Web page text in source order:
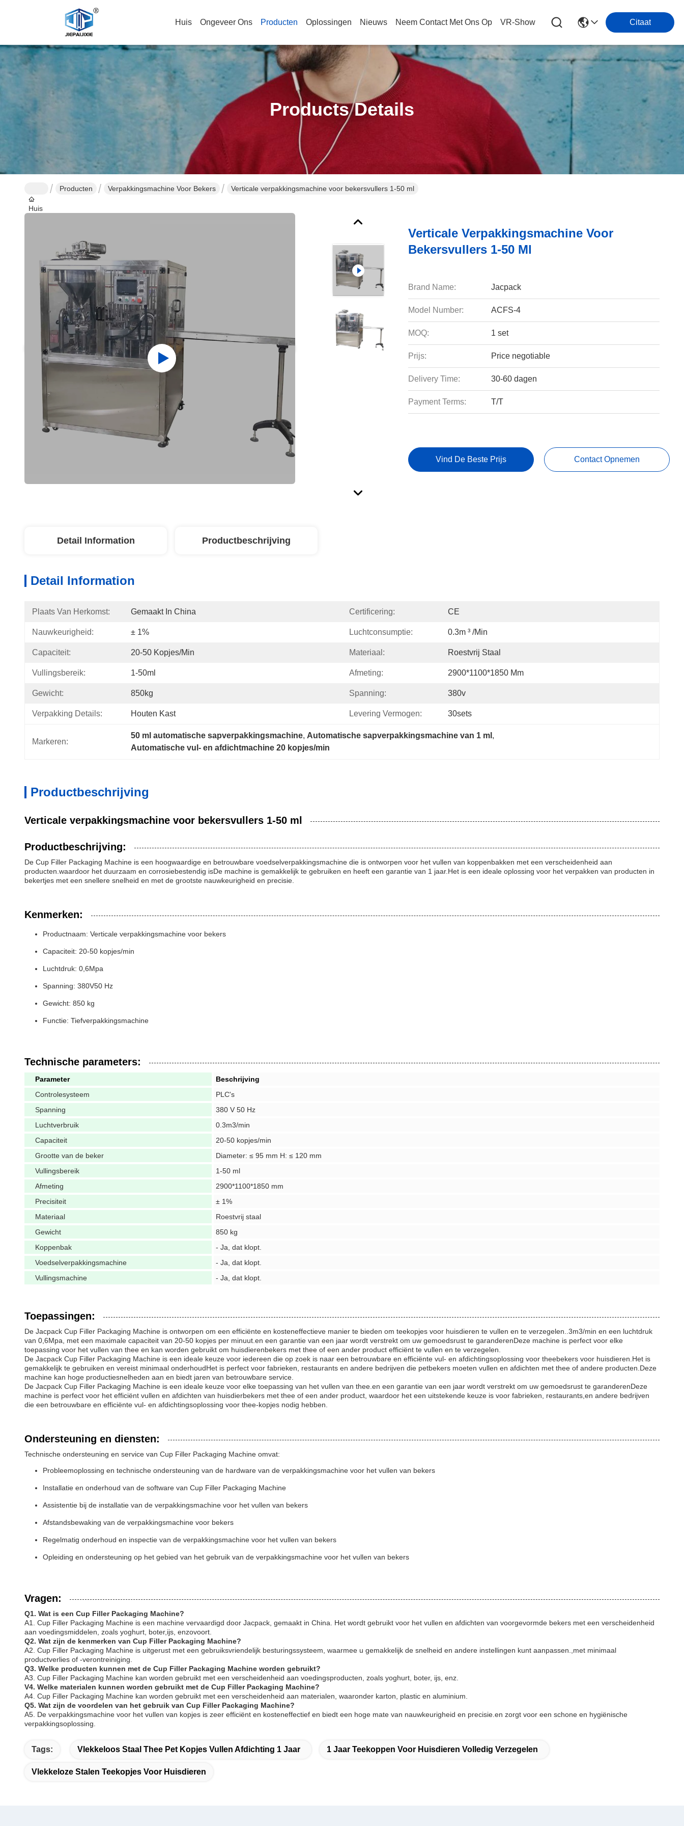
Huis Ongeveer Ons Producten Oplossingen Nieuws Neem Contact Met Ons Op VR-Show Citaat
Products Details
Huis
Producten Verpakkingsmachine Voor Bekers Verticale verpakkingsmachine voor bekersvullers 1-50 ml
Verticale Verpakkingsmachine Voor
Bekersvullers 1-50 Ml
Brand Name: Jacpack
Model Number: ACFS-4
MOQ: 1 set
Prijs: Price negotiable
Delivery Time: 30-60 dagen
Payment Terms: T/T
Vind De Beste Prijs Contact Opnemen
Detail Information Productbeschrijving
Detail Information
Plaats Van Herkomst: Gemaakt In China Certificering: CE
Nauwkeurigheid: ± 1% Luchtconsumptie: 0.3m ³ /min
Capaciteit: 20-50 Kopjes/min Materiaal: Roestvrij Staal
Vullingsbereik: 1-50ml Afmeting: 2900*1100*1850 Mm
Gewicht: 850kg Spanning: 380v
Verpakking Details: Houten Kast Levering Vermogen: 30sets
Markeren:
50 ml automatische sapverpakkingsmachine, Automatische sapverpakkingsmachine van 1 ml ,
Automatische vul- en afdichtmachine 20 kopjes/min
Productbeschrijving
Verticale verpakkingsmachine voor bekersvullers 1-50 ml
Productbeschrijving:
De Cup Filler Packaging Machine is een hoogwaardige en betrouwbare voedselverpakkingsmachine die is ontworpen voor het vullen van koppenbakken met een verscheidenheid aan
producten.waardoor het duurzaam en corrosiebestendig isDe machine is gemakkelijk te gebruiken en heeft een garantie van 1 jaar.Het is een ideale oplossing voor het verpakken van producten in
bekertjes met een snellere snelheid en met de grootste nauwkeurigheid en precisie.
Kenmerken:
Productnaam: Verticale verpakkingsmachine voor bekers
Capaciteit: 20-50 kopjes/min
Luchtdruk: 0,6Mpa
Spanning: 380V50 Hz
Gewicht: 850 kg
Functie: Tiefverpakkingsmachine
Technische parameters:
Parameter
Beschrijving
Controlesysteem
PLC's
Spanning
380 V 50 Hz
Luchtverbruik
0.3m3/min
Capaciteit
20-50 kopjes/min
Grootte van de beker
Diameter: ≤ 95 mm H: ≤ 120 mm
Vullingsbereik
1-50 ml
Afmeting
2900*1100*1850 mm
Precisiteit
± 1%
Materiaal
Roestvrij staal
Gewicht
850 kg
Koppenbak
- Ja, dat klopt.
Voedselverpakkingsmachine
- Ja, dat klopt.
Vullingsmachine
- Ja, dat klopt.
Toepassingen:
De Jacpack Cup Filler Packaging Machine is ontworpen om een efficiënte en kosteneffectieve manier te bieden om teekopjes voor huisdieren te vullen en te verzegelen..3m3/min en een luchtdruk
van 0,6Mpa, met een maximale capaciteit van 20-50 kopjes per minuut.en een garantie van een jaar wordt verstrekt om uw gemoedsrust te garanderenDeze machine is perfect voor elke
toepassing voor het vullen van thee en kan worden gebruikt om huisdierenbekers met thee of een ander product efficiënt te vullen en te verzegelen.
De Jacpack Cup Filler Packaging Machine is een ideale keuze voor iedereen die op zoek is naar een betrouwbare en efficiënte vul- en afdichtingsoplossing voor theebekers voor huisdieren.Het is
gemakkelijk te gebruiken en vereist minimaal onderhoudHet is perfect voor fabrieken, restaurants en andere bedrijven die petbekers moeten vullen en afdichten met thee of andere producten.Deze
machine kan hoge productiesnelheden aan en biedt jaren van betrouwbare service.
De Jacpack Cup Filler Packaging Machine is een ideale keuze voor elke toepassing van het vullen van thee.en een garantie van een jaar wordt verstrekt om uw gemoedsrust te garanderenDeze
machine is perfect voor het efficiënt vullen en afdichten van huisdierbekers met thee of een ander product, waardoor het een uitstekende keuze is voor fabrieken, restaurants,en andere bedrijven
die een betrouwbare en efficiënte vul- en afdichtingsoplossing voor thee-kopjes nodig hebben.
Ondersteuning en diensten:
Technische ondersteuning en service van Cup Filler Packaging Machine omvat:
Probleemoplossing en technische ondersteuning van de hardware van de verpakkingsmachine voor het vullen van bekers
Installatie en onderhoud van de software van Cup Filler Packaging Machine
Assistentie bij de installatie van de verpakkingsmachine voor het vullen van bekers
Afstandsbewaking van de verpakkingsmachine voor bekers
Regelmatig onderhoud en inspectie van de verpakkingsmachine voor het vullen van bekers
Opleiding en ondersteuning op het gebied van het gebruik van de verpakkingsmachine voor het vullen van bekers
Vragen:
Q1. Wat is een Cup Filler Packaging Machine?
A1. Cup Filler Packaging Machine is een machine vervaardigd door Jacpack, gemaakt in China. Het wordt gebruikt voor het vullen en afdichten van voorgevormde bekers met een verscheidenheid
aan voedingsmiddelen, zoals yoghurt, boter,ijs, enzovoort.
Q2. Wat zijn de kenmerken van Cup Filler Packaging Machine?
A2. Cup Filler Packaging Machine is uitgerust met een gebruiksvriendelijk besturingssysteem, waarmee u gemakkelijk de snelheid en andere instellingen kunt aanpassen.,met minimaal
productverlies of -verontreiniging.
Q3. Welke producten kunnen met de Cup Filler Packaging Machine worden gebruikt?
A3. Cup Filler Packaging Machine kan worden gebruikt met een verscheidenheid aan voedingsproducten, zoals yoghurt, boter, ijs, enz.
V4. Welke materialen kunnen worden gebruikt met de Cup Filler Packaging Machine?
A4. Cup Filler Packaging Machine kan worden gebruikt met een verscheidenheid aan materialen, waaronder karton, plastic en aluminium.
Q5. Wat zijn de voordelen van het gebruik van Cup Filler Packaging Machine?
A5. De verpakkingsmachine voor het vullen van kopjes is zeer efficiënt en kosteneffectief en biedt een hoge mate van nauwkeurigheid en precisie.en zorgt voor een schone en hygiënische
verpakkingsoplossing.
Tags: Vlekkeloos Staal Thee Pet Kopjes Vullen Afdichting 1 Jaar 1 Jaar Teekoppen Voor Huisdieren Volledig Verzegelen
Vlekkeloze Stalen Teekopjes Voor Huisdieren